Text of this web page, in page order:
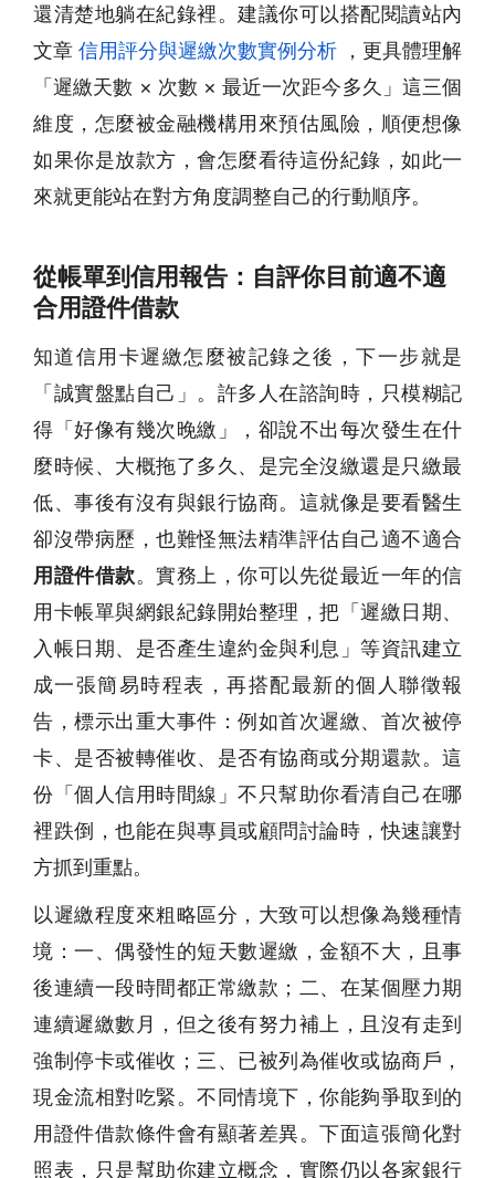
還清楚地躺在紀錄裡。建議你可以搭配閱讀站內
文章 信用評分與遲繳次數實例分析 ，更具體理解
「遲繳天數 × 次數 × 最近一次距今多久」這三個
維度，怎麼被金融機構用來預估風險，順便想像
如果你是放款方，會怎麼看待這份紀錄，如此一
來就更能站在對方角度調整自己的行動順序。
從帳單到信用報告：自評你目前適不適
合用證件借款
知道信用卡遲繳怎麼被記錄之後，下一步就是
「誠實盤點自己」。許多人在諮詢時，只模糊記
得「好像有幾次晚繳」，卻說不出每次發生在什
麼時候、大概拖了多久、是完全沒繳還是只繳最
低、事後有沒有與銀行協商。這就像是要看醫生
卻沒帶病歷，也難怪無法精準評估自己適不適合
用證件借款。實務上，你可以先從最近一年的信
用卡帳單與網銀紀錄開始整理，把「遲繳日期、
入帳日期、是否產生違約金與利息」等資訊建立
成一張簡易時程表，再搭配最新的個人聯徵報
告，標示出重大事件：例如首次遲繳、首次被停
卡、是否被轉催收、是否有協商或分期還款。這
份「個人信用時間線」不只幫助你看清自己在哪
裡跌倒，也能在與專員或顧問討論時，快速讓對
方抓到重點。
以遲繳程度來粗略區分，大致可以想像為幾種情
境：一、偶發性的短天數遲繳，金額不大，且事
後連續一段時間都正常繳款；二、在某個壓力期
連續遲繳數月，但之後有努力補上，且沒有走到
強制停卡或催收；三、已被列為催收或協商戶，
現金流相對吃緊。不同情境下，你能夠爭取到的
用證件借款條件會有顯著差異。下面這張簡化對
照表，只是幫助你建立概念，實際仍以各家銀行